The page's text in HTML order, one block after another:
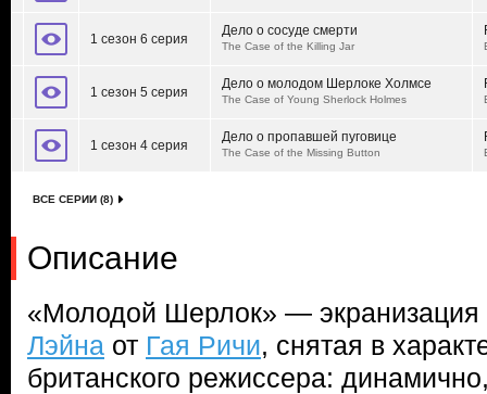
1 сезон 6 серия
Дело о сосуде смерти
The Case of the Killing Jar
1 сезон 5 серия
Дело о молодом Шерлоке Холмсе
The Case of Young Sherlock Holmes
1 сезон 4 серия
Дело о пропавшей пуговице
The Case of the Missing Button
ВСЕ СЕРИИ (8)
Описание
«Молодой Шерлок» —
Лэйна от Гая Ричи, снятая в
британского режиссера: